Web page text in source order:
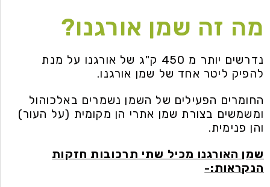
מה זה שמן אורגנו?
נדרשים יותר מ 450 ק"ג של אורגנו על מנת
להפיק ליטר אחד של שמן אורגנו.
החומרים הפעילים של השמן נשמרים באלכוהול
ומשמשים בצורת שמן אתרי הן מקומית (על העור)
והן פנימית.
שמן האורגנו מכיל שתי תרכובות חזקות
הנקראות:-